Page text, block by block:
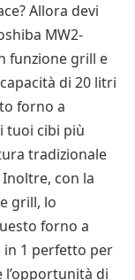
Allora devi
MW2-
funzione grill e
di 20 litri
forno a
tuoi cibi più
tradizionale
con la
grill, lo
forno a
1 perfetto per
l’opportunità di